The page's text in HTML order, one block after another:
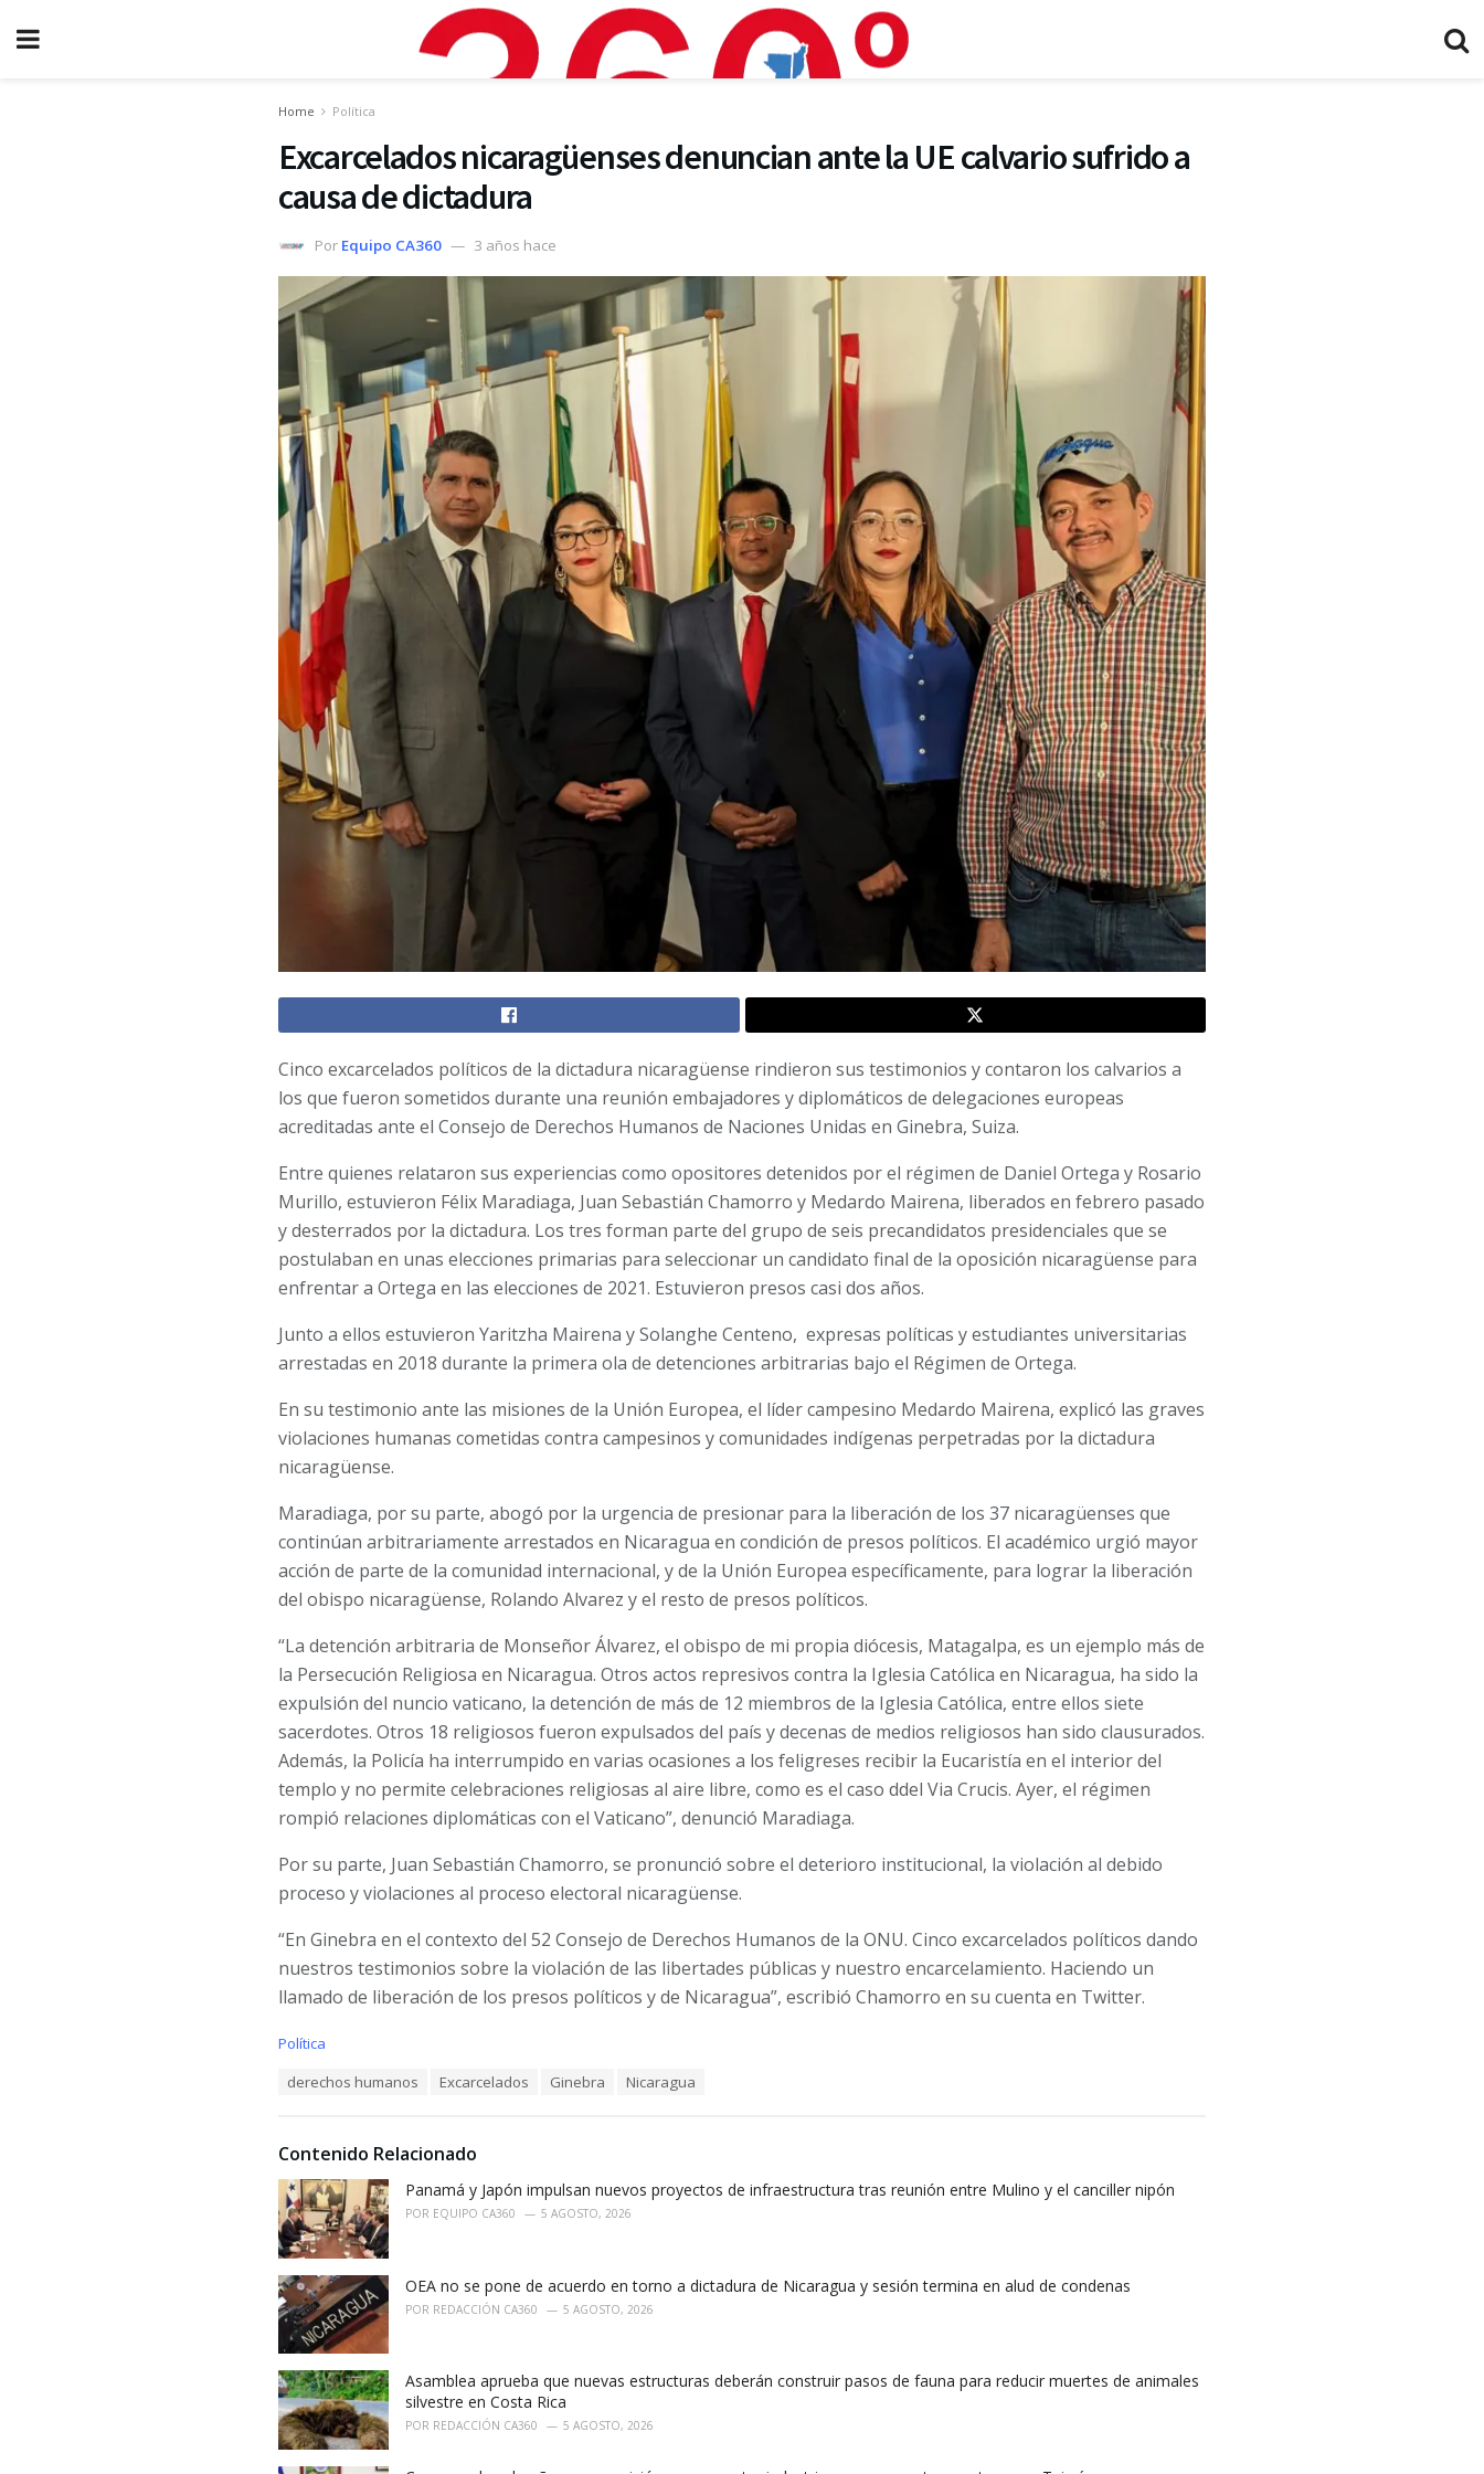
Home Política
Excarcelados nicaragüenses denuncian ante la UE calvario sufrido a
causa de dictadura
Por Equipo CA360 3 años hace
Cinco excarcelados políticos de la dictadura nicaragüense rindieron sus testimonios y contaron los calvarios a
los que fueron sometidos durante una reunión embajadores y diplomáticos de delegaciones europeas
acreditadas ante el Consejo de Derechos Humanos de Naciones Unidas en Ginebra, Suiza.
Entre quienes relataron sus experiencias como opositores detenidos por el régimen de Daniel Ortega y Rosario
Murillo, estuvieron Félix Maradiaga, Juan Sebastián Chamorro y Medardo Mairena, liberados en febrero pasado
y desterrados por la dictadura. Los tres forman parte del grupo de seis precandidatos presidenciales que se
postulaban en unas elecciones primarias para seleccionar un candidato final de la oposición nicaragüense para
enfrentar a Ortega en las elecciones de 2021. Estuvieron presos casi dos años.
Junto a ellos estuvieron Yaritzha Mairena y Solanghe Centeno, expresas políticas y estudiantes universitarias
arrestadas en 2018 durante la primera ola de detenciones arbitrarias bajo el Régimen de Ortega.
En su testimonio ante las misiones de la Unión Europea, el líder campesino Medardo Mairena, explicó las graves
violaciones humanas cometidas contra campesinos y comunidades indígenas perpetradas por la dictadura
nicaragüense.
Maradiaga, por su parte, abogó por la urgencia de presionar para la liberación de los 37 nicaragüenses que
continúan arbitrariamente arrestados en Nicaragua en condición de presos políticos. El académico urgió mayor
acción de parte de la comunidad internacional, y de la Unión Europea específicamente, para lograr la liberación
del obispo nicaragüense, Rolando Alvarez y el resto de presos políticos.
“La detención arbitraria de Monseñor Álvarez, el obispo de mi propia diócesis, Matagalpa, es un ejemplo más de
la Persecución Religiosa en Nicaragua. Otros actos represivos contra la Iglesia Católica en Nicaragua, ha sido la
expulsión del nuncio vaticano, la detención de más de 12 miembros de la Iglesia Católica, entre ellos siete
sacerdotes. Otros 18 religiosos fueron expulsados del país y decenas de medios religiosos han sido clausurados.
Además, la Policía ha interrumpido en varias ocasiones a los feligreses recibir la Eucaristía en el interior del
templo y no permite celebraciones religiosas al aire libre, como es el caso ddel Via Crucis. Ayer, el régimen
rompió relaciones diplomáticas con el Vaticano”, denunció Maradiaga.
Por su parte, Juan Sebastián Chamorro, se pronunció sobre el deterioro institucional, la violación al debido
proceso y violaciones al proceso electoral nicaragüense.
“En Ginebra en el contexto del 52 Consejo de Derechos Humanos de la ONU. Cinco excarcelados políticos dando
nuestros testimonios sobre la violación de las libertades públicas y nuestro encarcelamiento. Haciendo un
llamado de liberación de los presos políticos y de Nicaragua”, escribió Chamorro en su cuenta en Twitter.
C
r
i
s
:
Política
:
derechos humanos Excarcelados Ginebra Nicaragua
Contenido Relacionado
Panamá y Japón impulsan nuevos proyectos de infraestructura tras reunión entre Mulino y el canciller nipón
POR EQUIPO CA360 5 AGOSTO, 2026
OEA no se pone de acuerdo en torno a dictadura de Nicaragua y sesión termina en alud de condenas
POR REDACCIÓN CA360 5 AGOSTO, 2026
Asamblea aprueba que nuevas estructuras deberán construir pasos de fauna para reducir muertes de animales
silvestre en Costa Rica
POR REDACCIÓN CA360 5 AGOSTO, 2026